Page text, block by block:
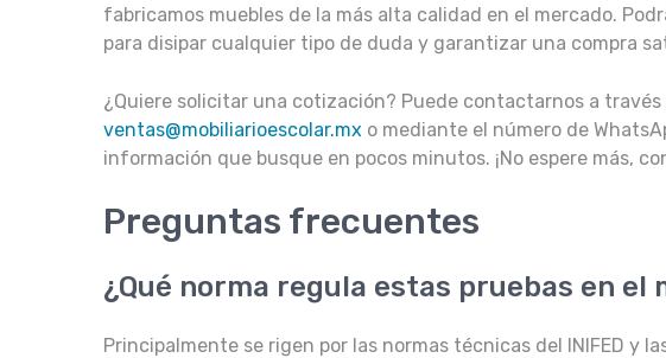
fabricamos muebles de la más alta calidad en el mercado.
para disipar cualquier tipo de duda y garantizar una compra
¿Quiere solicitar una cotización? Puede contactarnos a
ventas@mobiliarioescolar.mx o mediante el número de
información que busque en pocos minutos. ¡No espere más,
Preguntas frecuentes
¿Qué norma regula estas pruebas en el
Principalmente se rigen por las normas técnicas del INIFED y